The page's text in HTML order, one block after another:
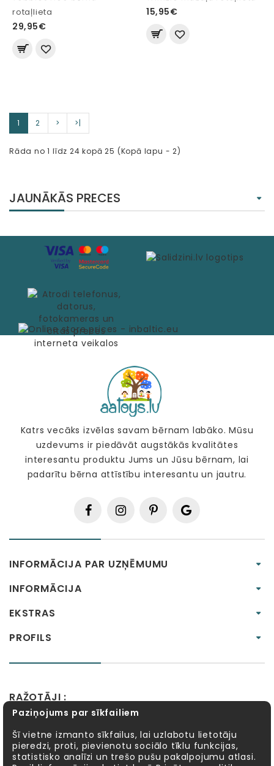
rotaļlieta
29,95€
15,95€
1 2 > >|
Rāda no 1 līdz 24 kopā 25 (Kopā lapu - 2)
JAUNĀKĀS PRECES
Katrs vecāks izvēlas savam bērnam labāko. Mūsu
uzdevums ir piedāvāt augstākās kvalitātes
interesantu produktu Jums un Jūsu bērnam, lai
padarītu bērna attīstību interesantu un jautru.
INFORMĀCIJA PAR UZŅĒMUMU
INFORMĀCIJA
EKSTRAS
PROFILS
RAŽOTĀJI :
Alexander Toys APLI kids
Fat Brain Toys
Goula KOSMOS
Lucy&Leo
Meadow Kids
MELI MillaMinis
Mindware
Möbi
PlayGo Quercetti Sentosphère
Paziņojums par sīkfailiem
Šī vietne izmanto sīkfailus, lai uzlabotu lietotāju
pieredzi, proti, pievienotu sociālo tīklu funkcijas,
statistisko analīzi un trešo pušu pakalpojumu atlasi.